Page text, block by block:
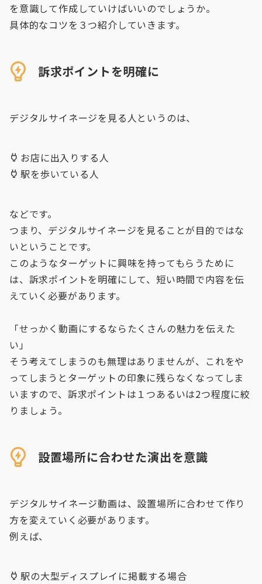
を意識して作成していけばいいのでしょうか。
具体的なコツを３つ紹介していきます。
訴求ポイントを明確に
デジタルサイネージを見る人というのは、
お店に出入りする人
駅を歩いている人
などです。
つまり、デジタルサイネージを見ることが目的ではな
いということです。
このようなターゲットに興味を持ってもらうために
は、訴求ポイントを明確にして、短い時間で内容を伝
えていく必要があります。
「せっかく動画にするならたくさんの魅力を伝えた
い」
そう考えてしまうのも無理はありませんが、これをや
ってしまうとターゲットの印象に残らなくなってしま
いますので、訴求ポイントは１つあるいは2つ程度に絞
りましょう。
設置場所に合わせた演出を意識
デジタルサイネージ動画は、設置場所に合わせて作り
方を変えていく必要があります。
例えば、
駅の大型ディスプレイに掲載する場合